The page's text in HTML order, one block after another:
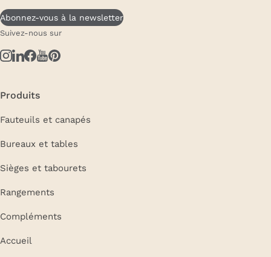
Frezza
Magazine
Downloads
Contacts
Abonnez-vous à la newsletter
Suivez-nous sur
Produits
Fauteuils et canapés
Bureaux et tables
Sièges et tabourets
Rangements
Compléments
Accueil